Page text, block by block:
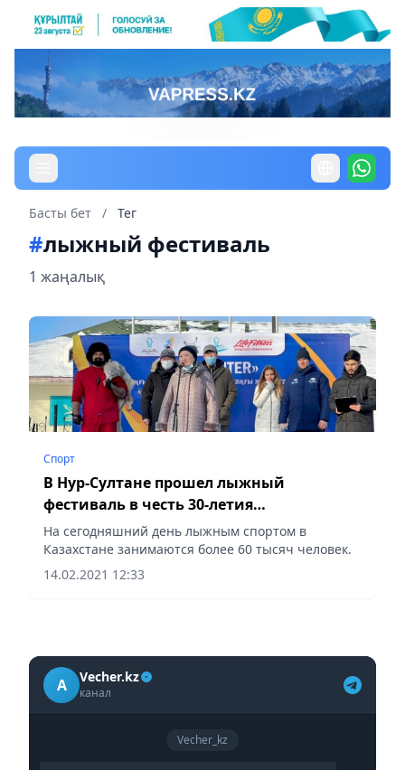
Басты бет / Тег
#лыжный фестиваль
1 жаңалық
Спорт
В Нур-Султане прошел лыжный
фестиваль в честь 30-летия
независимости РК
На сегодняшний день лыжным спортом в
Казахстане занимаются более 60 тысяч человек.
14.02.2021 12:33
A Vecher.kz
канал
Vecher_kz